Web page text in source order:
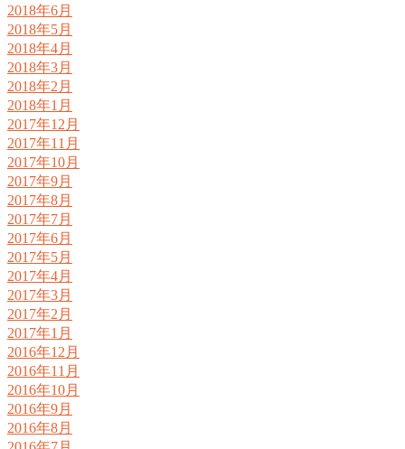
2018年6月
2018年5月
2018年4月
2018年3月
2018年2月
2018年1月
2017年12月
2017年11月
2017年10月
2017年9月
2017年8月
2017年7月
2017年6月
2017年5月
2017年4月
2017年3月
2017年2月
2017年1月
2016年12月
2016年11月
2016年10月
2016年9月
2016年8月